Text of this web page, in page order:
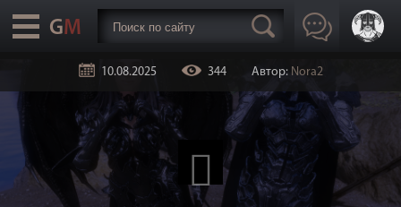
10.08.2025 344 Автор: Nora2